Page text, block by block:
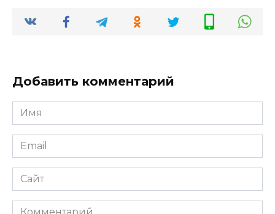
Добавить комментарий
Имя
*
Email
*
Сайт
Комментарий